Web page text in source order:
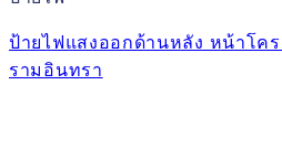
ป้ายไฟแสงออกด้านหลัง หน้าโคร
รามอินทรา